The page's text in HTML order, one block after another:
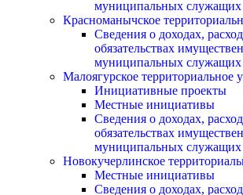
муниципальных служащих
Красноманычское
Сведения о доходах,
обязательствах
муниципальных служащих
Малоягурское территориальное
Инициативные проекты
Местные инициативы
Сведения о доходах,
обязательствах
муниципальных служащих
Новокучерлинское
Местные инициативы
Сведения о доходах,